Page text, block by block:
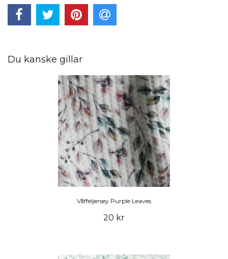
Du kanske gillar
Våffeljersey Purple Leaves
20 kr